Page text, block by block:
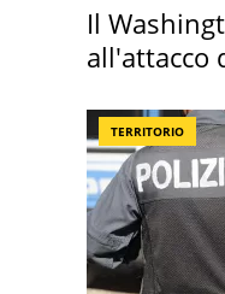
Il
all'attacco
TERRITORIO